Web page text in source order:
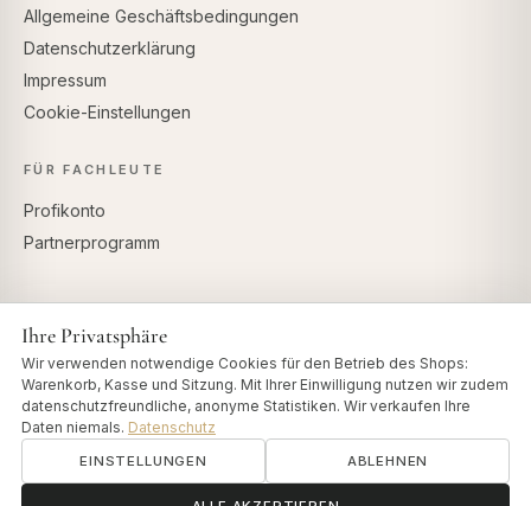
Allgemeine Geschäftsbedingungen
Datenschutzerklärung
Impressum
Cookie-Einstellungen
FÜR FACHLEUTE
Profikonto
Partnerprogramm
Ihre Privatsphäre
Wir verwenden notwendige Cookies für den Betrieb des Shops:
Warenkorb, Kasse und Sitzung. Mit Ihrer Einwilligung nutzen wir zudem
datenschutzfreundliche, anonyme Statistiken. Wir verkaufen Ihre
Daten niemals. Datenschutz
EINSTELLUNGEN ABLEHNEN